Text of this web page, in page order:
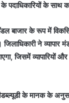
के पदाधिकारियों के
बाजार के रूप में
ने
जिसमें
पीडब्ल्यूडी के मानक के